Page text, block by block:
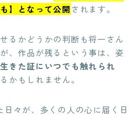
】となって公開 されます。
るかどうかの判断も将一さん
、作品が残るという事は、姿
きた証にいつでも触れられ
かもしれません。
日々が、多くの人の心に届く日